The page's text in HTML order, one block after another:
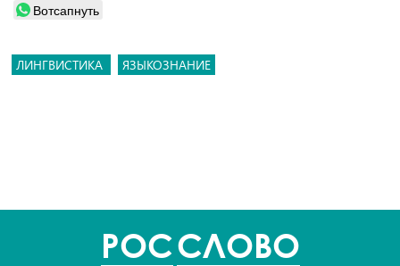
Вотсапнуть
ЛИНГВИСТИКА ЯЗЫКОЗНАНИЕ
POCСЛОВО